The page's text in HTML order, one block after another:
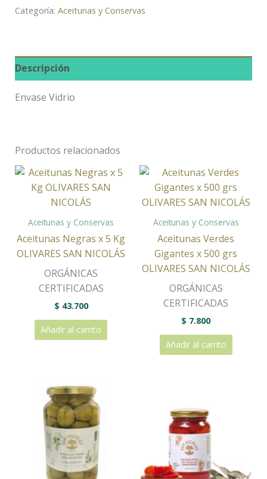
Categoría: Aceitunas y Conservas
Descripción
Envase Vidrio
Productos relacionados
Aceitunas y Conservas
Aceitunas Negras x 5 Kg
OLIVARES SAN NICOLÁS
ORGÁNICAS
CERTIFICADAS
$ 43.700
Añadir al carrito
Aceitunas y Conservas
Aceitunas Verdes
Gigantes x 500 grs
OLIVARES SAN NICOLÁS
ORGÁNICAS
CERTIFICADAS
$ 7.800
Añadir al carrito